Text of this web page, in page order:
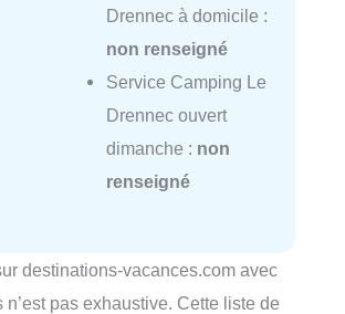
Drennec à domicile :
non renseigné
Service Camping Le
Drennec ouvert
dimanche : non
renseigné
destinations-vacances.com avec
n’est pas exhaustive. Cette liste de